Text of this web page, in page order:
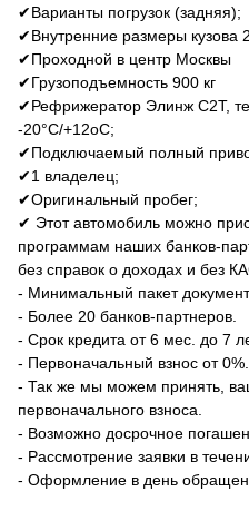
✔Варианты погрузок (задняя);
✔Внутренние размеры кузова
✔Проходной в центр Москвы
✔Грузоподъемность 900 кг
✔Рефрижератор Элинж С2Т,
-20°C/+12оC;
✔Подключаемый полный
✔1 владелец;
✔Оригинальный пробег;
✔ Этот автомобиль можно
программам наших банков-
без справок о доходах и без
- Минимальный пакет
- Более 20 банков-партнеров.
- Срок кредита от 6 мес. до 7
- Первоначальный взнос от 0%.
- Так же мы можем принять,
первоначального взноса.
- Возможно досрочное
- Рассмотрение заявки в
- Оформление в день